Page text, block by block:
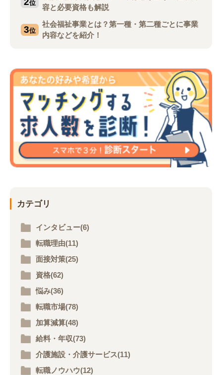
位
容と必要資格も解説
3位
社会福祉事業とは？第一種・第二種ごとに事業
内容などを紹介！
カテゴリ
インタビュー(6)
転職理由(11)
面接対策(25)
資格(62)
悩み(36)
転職市場(78)
加算減算(48)
給料・年収(73)
介護施設・介護サービス(11)
転職ノウハウ(12)